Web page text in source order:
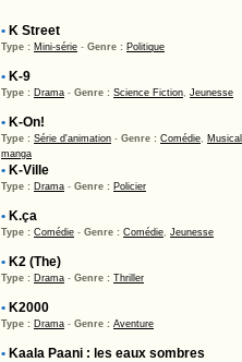
• K Street
Type : Mini-série - Genre : Politique
• K-9
Type : Drama - Genre : Science Fiction, Jeunesse
• K-On!
Type : Série d'animation - Genre : Comédie, Musical
manga
• K-Ville
Type : Drama - Genre : Policier
• K.ça
Type : Comédie - Genre : Comédie, Jeunesse
• K2 (The)
Type : Drama - Genre : Thriller
• K2000
Type : Drama - Genre : Aventure
• Kaala Paani : les eaux sombres